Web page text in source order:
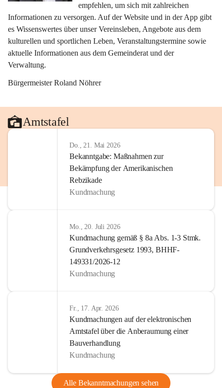
empfehlen, um sich mit zahlreichen
Informationen zu versorgen. Auf der Website und in der App gibt
es Wissenswertes über unser Vereinsleben, Angebote aus dem
kulturellen und sportlichen Leben, Veranstaltungstermine sowie
aktuelle Informationen aus dem Gemeinderat und der
Verwaltung.
Bürgermeister Roland Nöhrer
Amtstafel
Do., 21. Mai 2026
Bekanntgabe: Maßnahmen zur
Bekämpfung der Amerikanischen
Rebzikade
Kundmachung
Mo., 20. Juli 2026
Kundmachung gemäß § 8a Abs. 1-3 Stmk.
Grundverkehrsgesetz 1993, BHHF-
149331/2026-12
Kundmachung
Fr., 17. Apr. 2026
Kundmachungen auf der elektronischen
Amtstafel über die Anberaumung einer
Bauverhandlung
Kundmachung
Alle Bekanntmachungen sehen